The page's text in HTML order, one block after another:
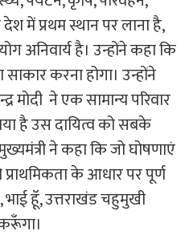
में प्रथम स्थान पर लाना है,
है। उन्होंने कहा कि
करना होगा। उन्होंने
मोदी ने एक सामान्य परिवार
है उस दायित्व को सबके
ने कहा कि जो घोषणाएं
के आधार पर पूर्ण
हूॅ, उत्तराखंड चहुमुखी